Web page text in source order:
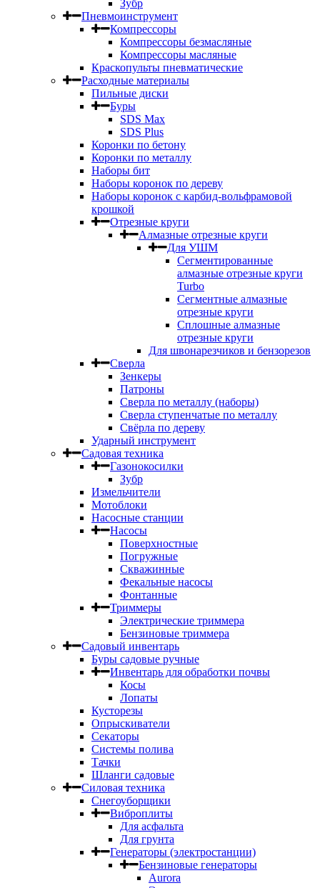
Зубр
Пневмоинструмент
Компрессоры
Компрессоры безмасляные
Компрессоры масляные
Краскопульты пневматические
Расходные материалы
Пильные диски
Буры
SDS Max
SDS Plus
Коронки по бетону
Коронки по металлу
Наборы бит
Наборы коронок по дереву
Наборы коронок с карбид-вольфрамовой
крошкой
Отрезные круги
Алмазные отрезные круги
Для УШМ
Сегментированные
алмазные отрезные круги
Turbo
Сегментные алмазные
отрезные круги
Сплошные алмазные
отрезные круги
Для швонарезчиков и бензорезов
Сверла
Зенкеры
Патроны
Сверла по металлу (наборы)
Сверла ступенчатые по металлу
Свёрла по дереву
Ударный инструмент
Садовая техника
Газонокосилки
Зубр
Измельчители
Мотоблоки
Насосные станции
Насосы
Поверхностные
Погружные
Скважинные
Фекальные насосы
Фонтанные
Триммеры
Электрические триммера
Бензиновые триммера
Садовый инвентарь
Буры садовые ручные
Инвентарь для обработки почвы
Косы
Лопаты
Кусторезы
Опрыскиватели
Секаторы
Системы полива
Тачки
Шланги садовые
Силовая техника
Снегоуборщики
Виброплиты
Для асфальта
Для грунта
Генераторы (электростанции)
Бензиновые генераторы
Aurora